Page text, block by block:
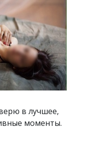
в лучшее,
моменты.